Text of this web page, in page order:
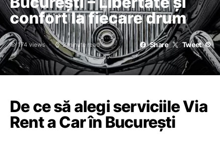
confort la fiecare drum
174 views 2 minute read Share Tweet
De ce să alegi serviciile Via
Rent a Car în București